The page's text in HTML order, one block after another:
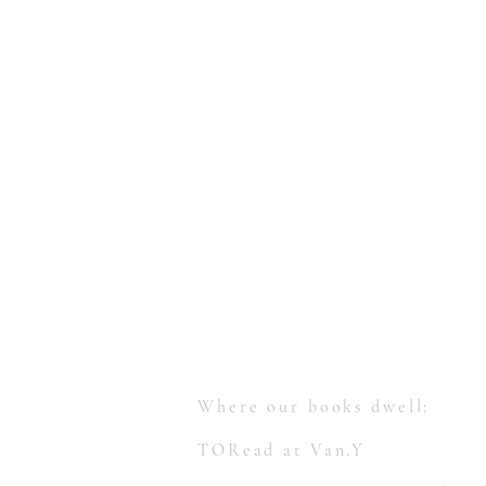
Where our books dwell:
TORead at Van.Y